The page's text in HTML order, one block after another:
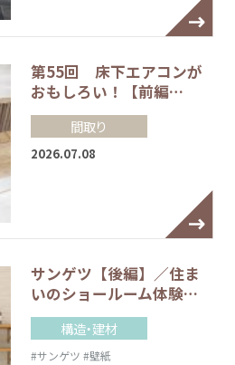
第55回 床下エアコンが
おもしろい！【前編…
間取り
2026.07.08
サンゲツ【後編】／住ま
いのショールーム体験…
構造・建材
#サンゲツ #壁紙